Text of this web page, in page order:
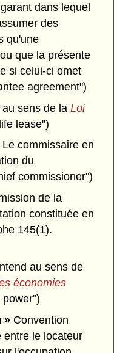
dans lequel
des
qu'une
que la présente
si celui-ci omet
agreement")
sens de la Loi
lease")
commissaire en
du
commissioner")
de la
constituée en
145(1).
au sens de
économies
power")
»Convention
entre le locateur